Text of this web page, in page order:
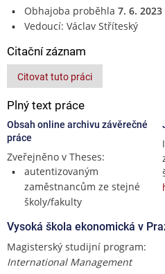
Obhajoba proběhla 7. 6. 2023
Vedoucí: Václav Stříteský
Citační záznam
Citovat tuto práci
Plný text práce
Obsah online archivu závěrečné
práce
Zveřejněno v Theses:
autentizovaným
zaměstnancům ze stejné
školy/fakulty
Vysoká škola ekonomická v
Magisterský studijní program:
International Management